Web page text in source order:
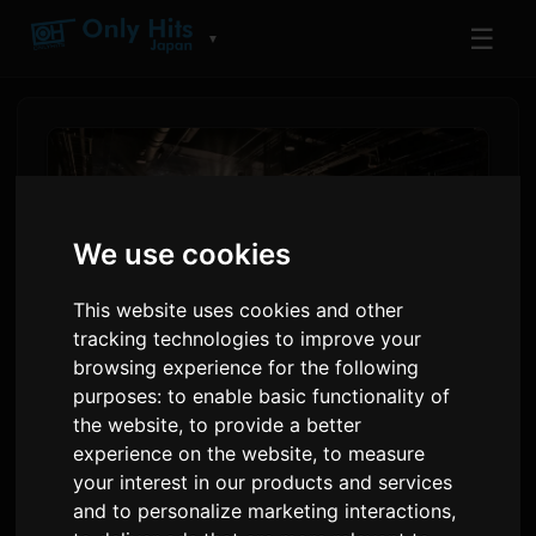
We use cookies
This website uses cookies and other
tracking technologies to improve your
browsing experience for the following
purposes:to enable basic functionality of
the website,to provide a better
experience on the website,to measure
your interest in our products and services
and to personalize marketing interactions,
▼ ☰
रेओना ने AFA थाईलैंड 2026 में प्रदर्शन
किया, नए सिंगल का किया ऐलान
द्वारा Sam 2 जून 2026
अंग्रेजी से अनुवादित